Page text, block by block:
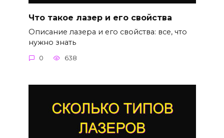
Что такое лазер и его свойства
Описание лазера и его свойства: все, что
нужно знать
0 638